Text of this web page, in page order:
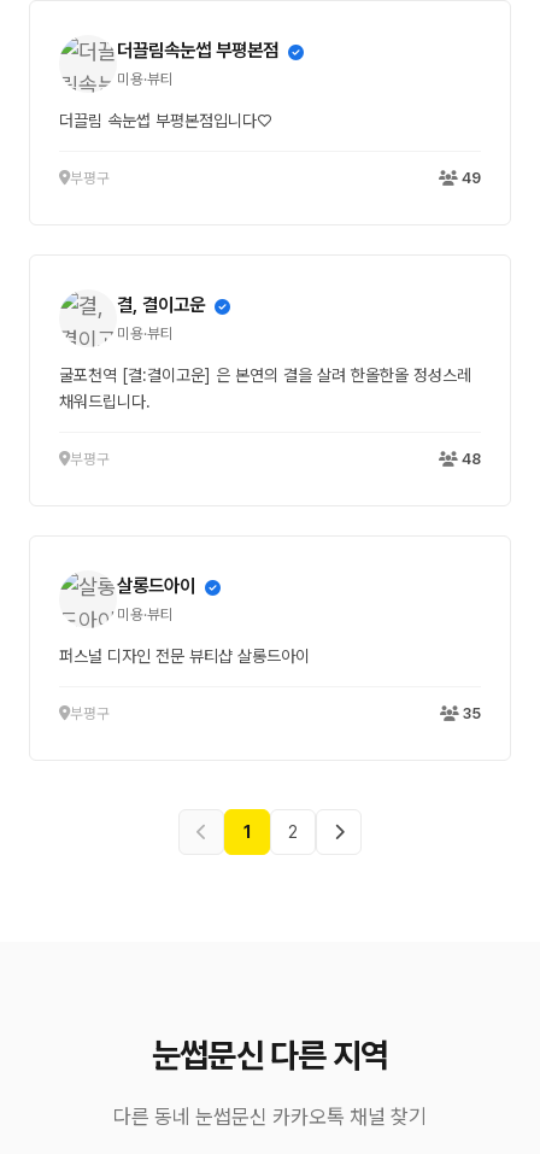
더끌림속눈썹 부평본점
미용·뷰티
더끌림 속눈썹 부평본점입니다♡
부평구 49
결, 결이고운
미용·뷰티
굴포천역 [결:결이고운] 은 본연의 결을 살려 한올한올 정성스레
채워드립니다.
부평구 48
살롱드아이
미용·뷰티
퍼스널 디자인 전문 뷰티샵 살롱드아이
부평구 35
1 2
눈썹문신 다른 지역
다른 동네 눈썹문신 카카오톡 채널 찾기